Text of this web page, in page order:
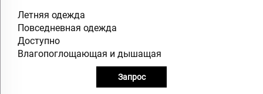
Летняя одежда
Повседневная одежда
Доступно
Влагопоглощающая и дышащая
Запрос